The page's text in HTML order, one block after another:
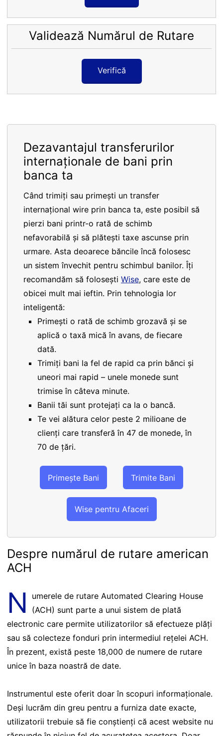
Validează Numărul de Rutare
Verifică
Dezavantajul transferurilor
internaționale de bani prin
banca ta
Când trimiți sau primești un transfer
internațional wire prin banca ta, este posibil să
pierzi bani printr-o rată de schimb
nefavorabilă și să plătești taxe ascunse prin
urmare. Asta deoarece băncile încă folosesc
un sistem învechit pentru schimbul banilor. Îți
recomandăm să folosești Wise, care este de
obicei mult mai ieftin. Prin tehnologia lor
inteligentă:
Primești o rată de schimb grozavă și se
aplică o taxă mică în avans, de fiecare
dată.
Trimiți bani la fel de rapid ca prin bănci și
uneori mai rapid – unele monede sunt
trimise în câteva minute.
Banii tăi sunt protejați ca la o bancă.
Te vei alătura celor peste 2 milioane de
clienți care transferă în 47 de monede, în
70 de țări.
Primește Bani Trimite Bani
Wise pentru Afaceri
Despre numărul de rutare american
ACH
N
umerele de rutare Automated Clearing House
(ACH) sunt parte a unui sistem de plată
electronic care permite utilizatorilor să efectueze plăți
sau să colecteze fonduri prin intermediul rețelei ACH.
În prezent, există peste 18,000 de numere de rutare
unice în baza noastră de date.
Instrumentul este oferit doar în scopuri informaționale.
Deși lucrăm din greu pentru a furniza date exacte,
utilizatorii trebuie să fie conștienți că acest website nu